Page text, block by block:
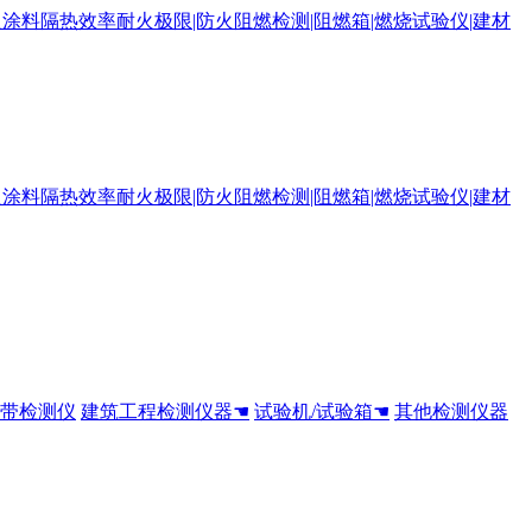
检测仪 建筑工程检测仪器☚ 试验机/试验箱☚ 其他检测仪器